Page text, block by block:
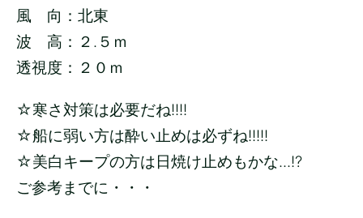
風 向：北東
波 高：２.５ｍ
透視度：２０ｍ
☆寒さ対策は必要だね!!!!
☆船に弱い方は酔い止めは必ずね!!!!!
☆美白キープの方は日焼け止めもかな...!?
ご参考までに・・・